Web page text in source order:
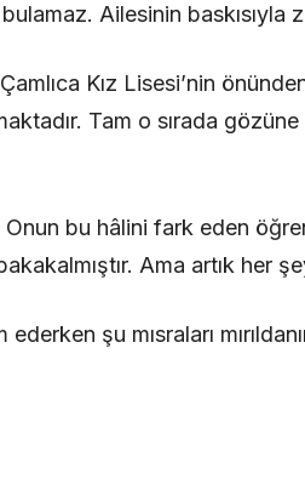
Ailesinin baskısıyla
Kız Lisesi’nin
Tam o sırada gözüne
bu hâlini fark eden
Ama artık her
şu mısraları